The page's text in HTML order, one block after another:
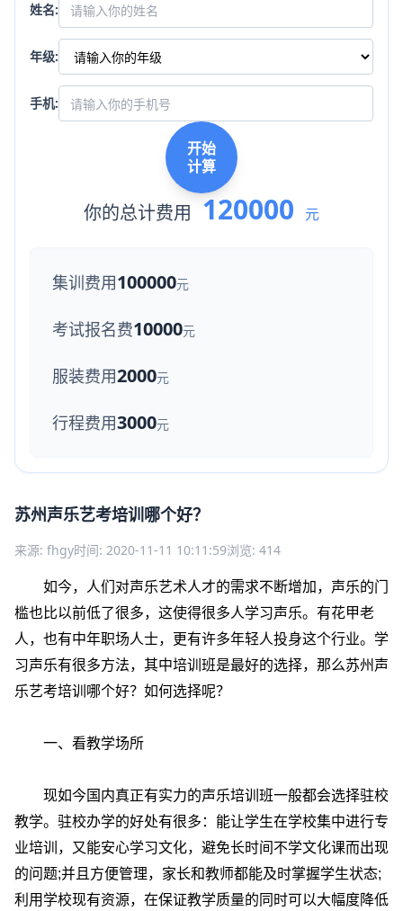
姓名:
年级:
手机:
开始
计算
你的总计费用 120000 元
集训费用100000元
考试报名费10000元
服装费用2000元
行程费用3000元
苏州声乐艺考培训哪个好？
来源: fhgy时间: 2020-11-11 10:11:59浏览: 414
如今，人们对声乐艺术人才的需求不断增加，声乐的门
槛也比以前低了很多，这使得很多人学习声乐。有花甲老
人，也有中年职场人士，更有许多年轻人投身这个行业。学
习声乐有很多方法，其中培训班是最好的选择，那么苏州声
乐艺考培训哪个好？如何选择呢？
一、看教学场所
现如今国内真正有实力的声乐培训班一般都会选择驻校
教学。驻校办学的好处有很多：能让学生在学校集中进行专
业培训，又能安心学习文化，避免长时间不学文化课而出现
的问题;并且方便管理，家长和教师都能及时掌握学生状态;
利用学校现有资源，在保证教学质量的同时可以大幅度降低